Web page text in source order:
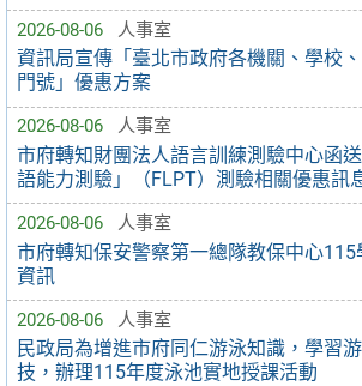
2026-08-06 人事室
資訊局宣傳「臺北市政府各機關、學校
門號」優惠方案
2026-08-06 人事室
市府轉知財團法人語言訓練測驗中心函
語能力測驗」（FLPT）測驗相關優惠訊
2026-08-06 人事室
市府轉知保安警察第一總隊教保中心
資訊
2026-08-06 人事室
民政局為增進市府同仁游泳知識，學習
技，辦理115年度泳池實地授課活動